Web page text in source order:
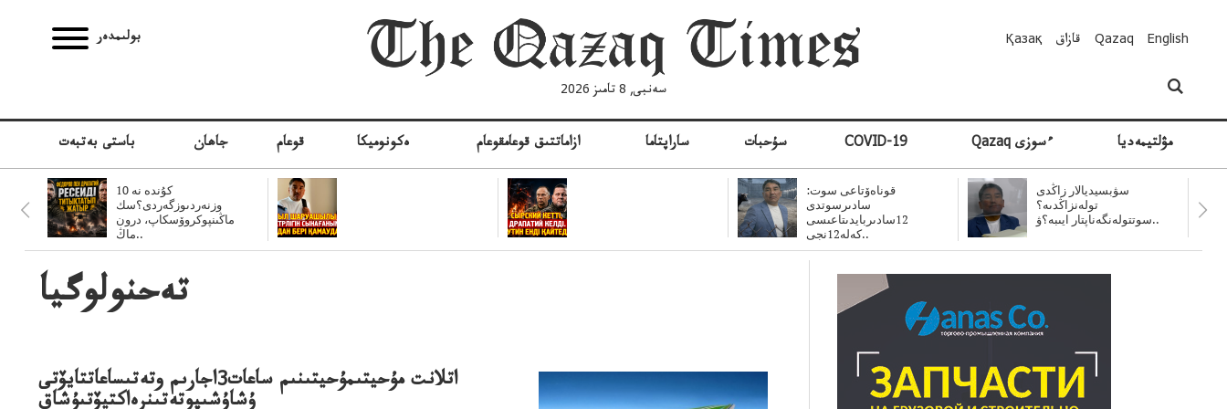
بولىمدەر
سەنبى, 8 تامىز 2026
Қазақ قازاق Qazaq English
باستى بەتبەت جاھان قوعام ەكونوميكا ازاماتتىق قوعامقوعام ساراپتاما سۇحبات COVID-19 Qazaq ءسوزى مۋلتيمەديا
10 كۇندە نە
وزنەردىوزگەردى؟سك
ماڭىنپوكروۆسكاپ، درون
ماڭ..
قوناەۆتاعى سوت:
سادىرسوتدى
12سادىربايدىتاعىسى
كەلە12نجى..
سۋبسيديالار زاڭدى
تولەنزاڭدىە؟
سوتتولەنگەناپتار ايىبە؟ۋ..
تەحنولوگيا
اتلانت مۇحيتىمۇحيتىنىم ساعات3اجارىم وتەتىساعاتتايۆتى
ۇشاۇشىپوتەتىنرەاكتيۆتىۇشاق